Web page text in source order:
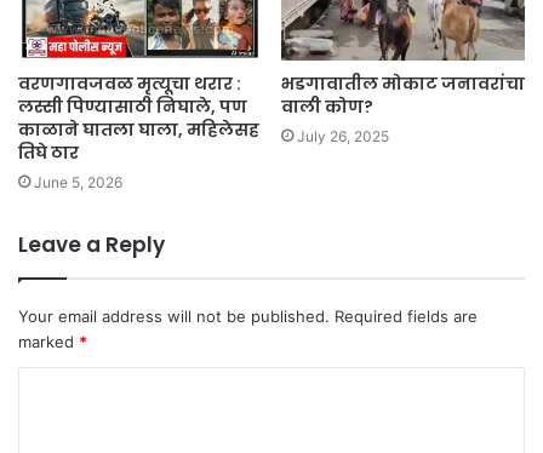
वरणगावजवळ मृत्यूचा थरार :
लस्सी पिण्यासाठी निघाले, पण
काळाने घातला घाला, महिलेसह
तिघे ठार
June 5, 2026
भडगावातील मोकाट जनावरांचा
वाली कोण?
July 26, 2025
Leave a Reply
Your email address will not be published. Required fields are
marked *